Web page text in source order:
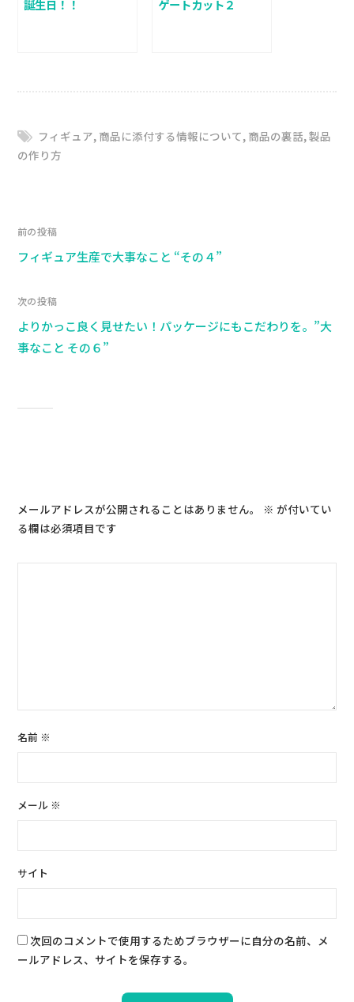
誕生日！！ ゲートカット２
フィギュア, 商品に添付する情報について, 商品の裏話,製品
の作り方
前の投稿
フィギュア生産で大事なこと “その４”
次の投稿
よりかっこ良く見せたい！パッケージにもこだわりを。”大
事なこと その６”
メールアドレスが公開されることはありません。 ※ が付いてい
る欄は必須項目です
名前 ※
メール ※
サイト
次回のコメントで使用するためブラウザーに自分の名前、メ
ールアドレス、サイトを保存する。